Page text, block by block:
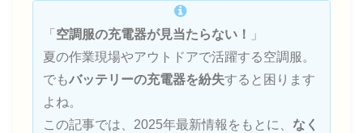
「 空調服の充電器が見当たらない！
」
夏の作業現場やアウトドアで活躍する空調服。
でもバッテリーの充電器を紛失すると困ります
よね。
この記事では、2025年最新情報をもとに、 なく